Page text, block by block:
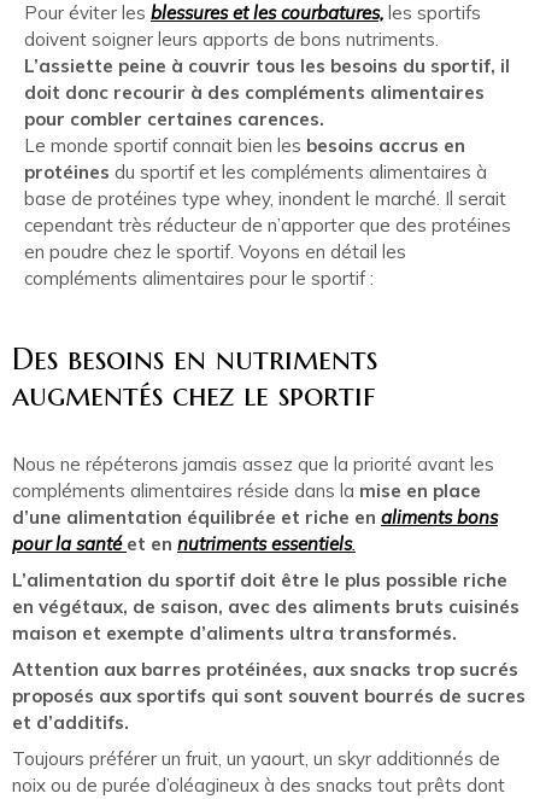
Pour éviter les blessures et les courbatures, les sportifs
doivent soigner leurs apports de bons nutriments.
L’assiette peine à couvrir tous les besoins du sportif, il
doit donc recourir à des compléments alimentaires
pour combler certaines carences.
Le monde sportif connait bien les besoins accrus en
protéines du sportif et les compléments alimentaires à
base de protéines type whey, inondent le marché. Il serait
cependant très réducteur de n’apporter que des protéines
en poudre chez le sportif. Voyons en détail les
compléments alimentaires pour le sportif :
Des besoins en nutriments
augmentés chez le sportif
Nous ne répéterons jamais assez que la priorité avant les
compléments alimentaires réside dans la mise en place
d’une alimentation équilibrée et riche en aliments bons
pour la santé et en nutriments essentiels.
L’alimentation du sportif doit être le plus possible riche
en végétaux, de saison, avec des aliments bruts cuisinés
maison et exempte d’aliments ultra transformés.
Attention aux barres protéinées, aux snacks trop sucrés
proposés aux sportifs qui sont souvent bourrés de sucres
et d’additifs.
Toujours préférer un fruit, un yaourt, un skyr additionnés de
noix ou de purée d’oléagineux à des snacks tout prêts dont